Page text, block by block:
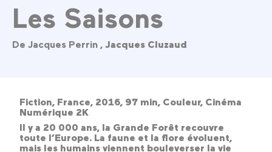
Les Saisons
De Jacques Perrin , Jacques Cluzaud
Fiction, France, 2016, 97 min, Couleur, Cinéma
Numérique 2K
Il y a 20 000 ans, la Grande Forêt recouvre
toute l’Europe. La faune et la flore évoluent,
mais les humains viennent bouleverser la vie